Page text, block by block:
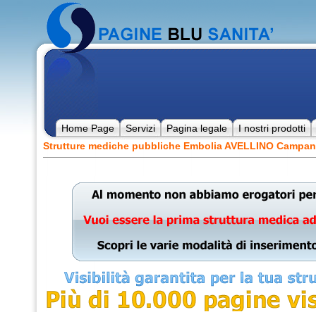
Home Page Servizi Pagina legale
I nostri prodotti
Strutture mediche pubbliche Embolia AVELLINO